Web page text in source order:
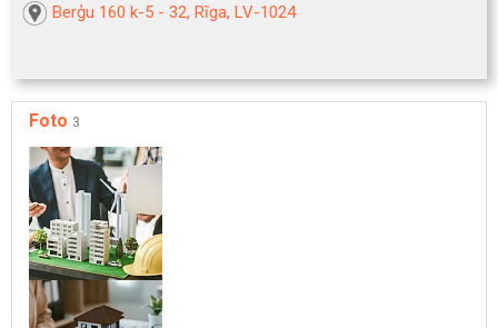
Berģu 160 k-5 - 32, Rīga, LV-1024
Foto 3